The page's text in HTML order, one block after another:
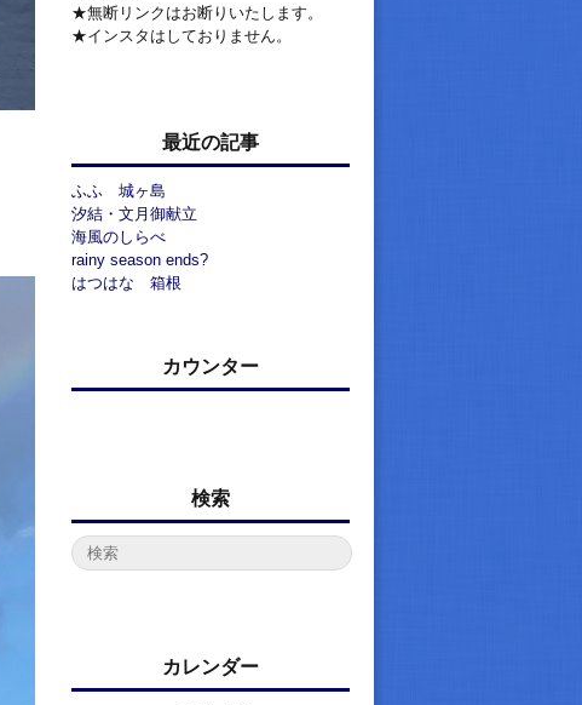
★無断リンクはお断りいたします。
★インスタはしておりません。
最近の記事
ふふ 城ヶ島
汐結・文月御献立
海風のしらべ
rainy season ends?
はつはな 箱根
カウンター
検索
カレンダー